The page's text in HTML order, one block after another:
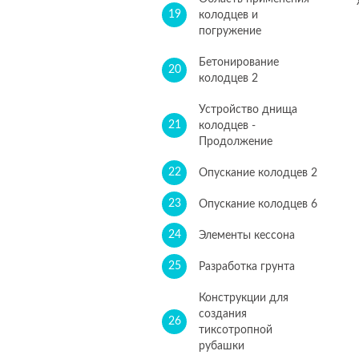
19
колодцев и
погружение
20
Бетонирование
колодцев 2
21
Устройство днища
колодцев -
Продолжение
22 Опускание колодцев 2
23 Опускание колодцев 6
24 Элементы кессона
25 Разработка грунта
26
Конструкции для
создания
тиксотропной
рубашки